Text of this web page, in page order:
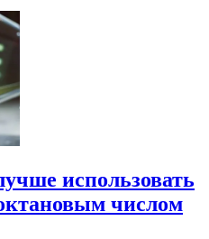
использовать
числом